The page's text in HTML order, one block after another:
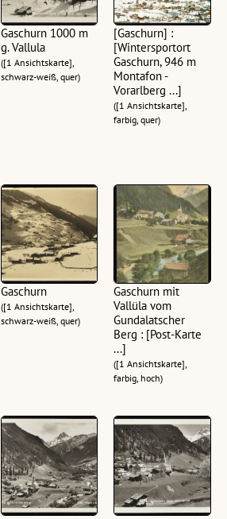
Gaschurn 1000 m
g. Vallula
([1 Ansichtskarte],
schwarz-weiß, quer)
[Gaschurn] :
[Wintersportort
Gaschurn, 946 m
Montafon -
Vorarlberg ...]
([1 Ansichtskarte],
farbig, quer)
Gaschurn
([1 Ansichtskarte],
schwarz-weiß, quer)
Gaschurn mit
Vallüla vom
Gundalatscher
Berg : [Post-Karte
...]
([1 Ansichtskarte],
farbig, hoch)